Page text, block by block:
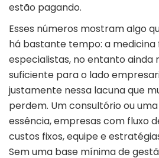
estão pagando.
Esses números mostram algo
há bastante tempo: a
especialistas, no entanto ainda
suficiente para o lado
justamente nessa lacuna que
perdem. Um consultório ou
essência, empresas com fluxo
custos fixos, equipe e
Sem uma base mínima de